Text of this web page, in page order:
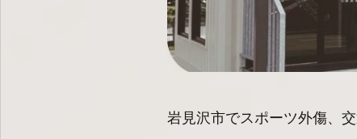
岩見沢市でスポーツ外傷、